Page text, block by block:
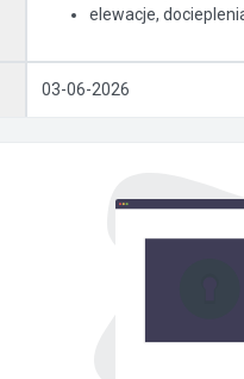
elewacje,
03-06-2026